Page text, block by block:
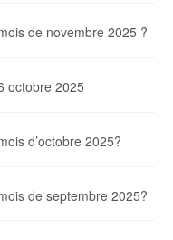
de novembre 2025 ?
octobre 2025
d’octobre 2025?
de septembre 2025?